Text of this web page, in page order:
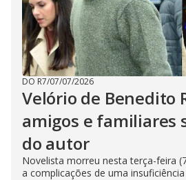
DO R7/07/07/2026
Velório de Benedito
amigos e familiares
do autor
Novelista morreu nesta terça-feira
a complicações de uma